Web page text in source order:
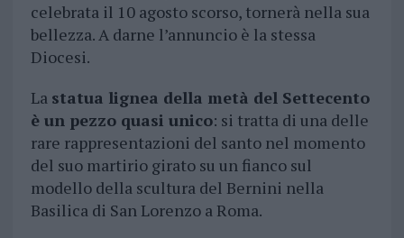
celebrata il 10 agosto scorso, tornerà nella sua
bellezza. A darne l’annuncio è la stessa
Diocesi.
La statua lignea della metà del Settecento
è un pezzo quasi unico: si tratta di una delle
rare rappresentazioni del santo nel momento
del suo martirio girato su un fianco sul
modello della scultura del Bernini nella
Basilica di San Lorenzo a Roma.